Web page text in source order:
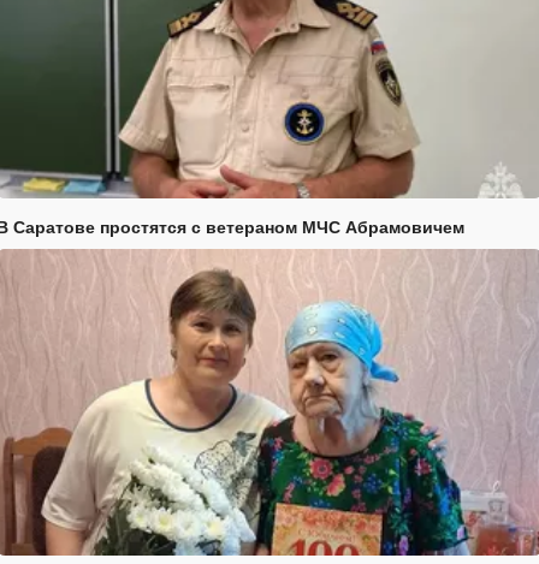
Саратове простятся с ветераном МЧС Абрамовичем